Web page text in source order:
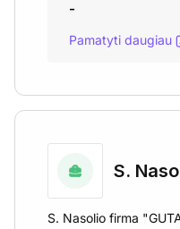
-
Pamatyti daugiau
S.
S. Nasolio firma